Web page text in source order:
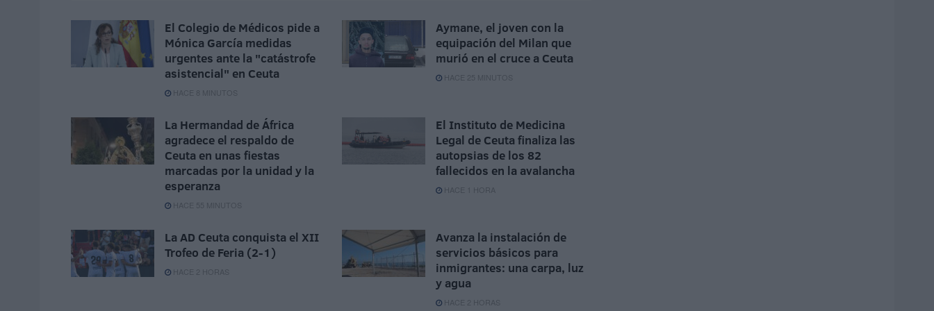
El Colegio de Médicos pide a
Mónica García medidas
urgentes ante la "catástrofe
asistencial" en Ceuta
HACE 8 MINUTOS
Aymane, el joven con la
equipación del Milan que
murió en el cruce a Ceuta
HACE 25 MINUTOS
La Hermandad de África
agradece el respaldo de
Ceuta en unas fiestas
marcadas por la unidad y la
esperanza
HACE 55 MINUTOS
El Instituto de Medicina
Legal de Ceuta finaliza las
autopsias de los 82
fallecidos en la avalancha
HACE 1 HORA
La AD Ceuta conquista el XII
Trofeo de Feria (2-1)
HACE 2 HORAS
Avanza la instalación de
servicios básicos para
inmigrantes: una carpa, luz
y agua
HACE 2 HORAS